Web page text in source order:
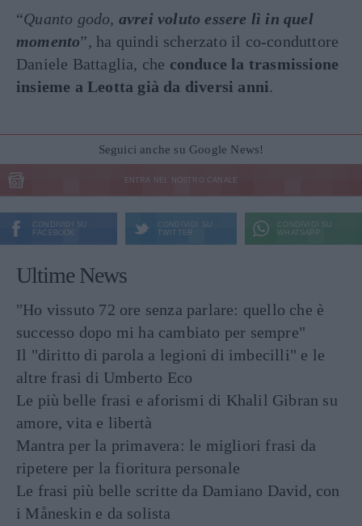
“Quanto godo, avrei voluto essere lì in quel
momento”, ha quindi scherzato il co-conduttore
Daniele Battaglia, che conduce la trasmissione
insieme a Leotta già da diversi anni.
Seguici anche su Google News!
ENTRA NEL NOSTRO CANALE
CONDIVIDI SU
FACEBOOK
CONDIVIDI SU
TWITTER
CONDIVIDI SU
WHATSAPP
Ultime News
"Ho vissuto 72 ore senza parlare: quello che è
successo dopo mi ha cambiato per sempre"
Il "diritto di parola a legioni di imbecilli" e le
altre frasi di Umberto Eco
Le più belle frasi e aforismi di Khalil Gibran su
amore, vita e libertà
Mantra per la primavera: le migliori frasi da
ripetere per la fioritura personale
Le frasi più belle scritte da Damiano David, con
i Måneskin e da solista